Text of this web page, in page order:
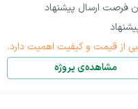
فرصت ارسال پیشنهاد
از قیمت و کیفیت اهمیت دارد.
مشاهده‌ی پروژه